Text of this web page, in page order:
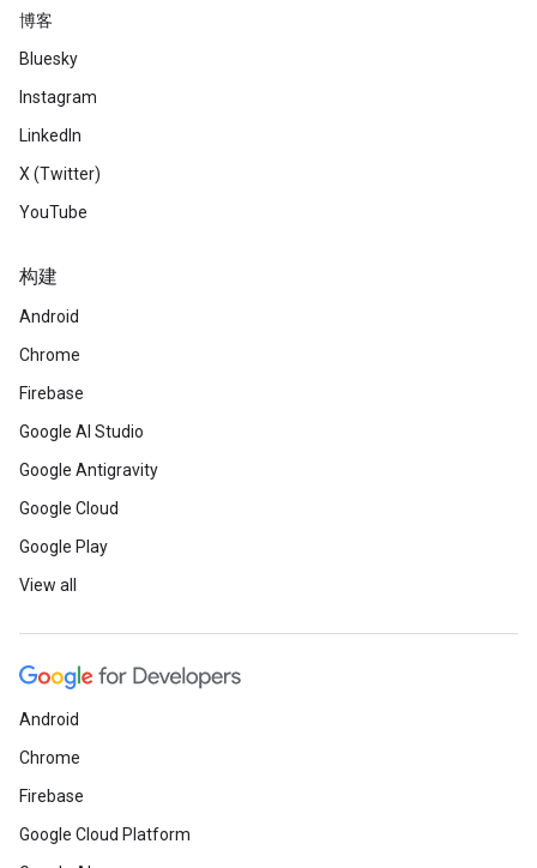
博客
Bluesky
Instagram
LinkedIn
X (Twitter)
YouTube
构建
Android
Chrome
Firebase
Google AI Studio
Google Antigravity
Google Cloud
Google Play
View all
Android
Chrome
Firebase
Google Cloud Platform